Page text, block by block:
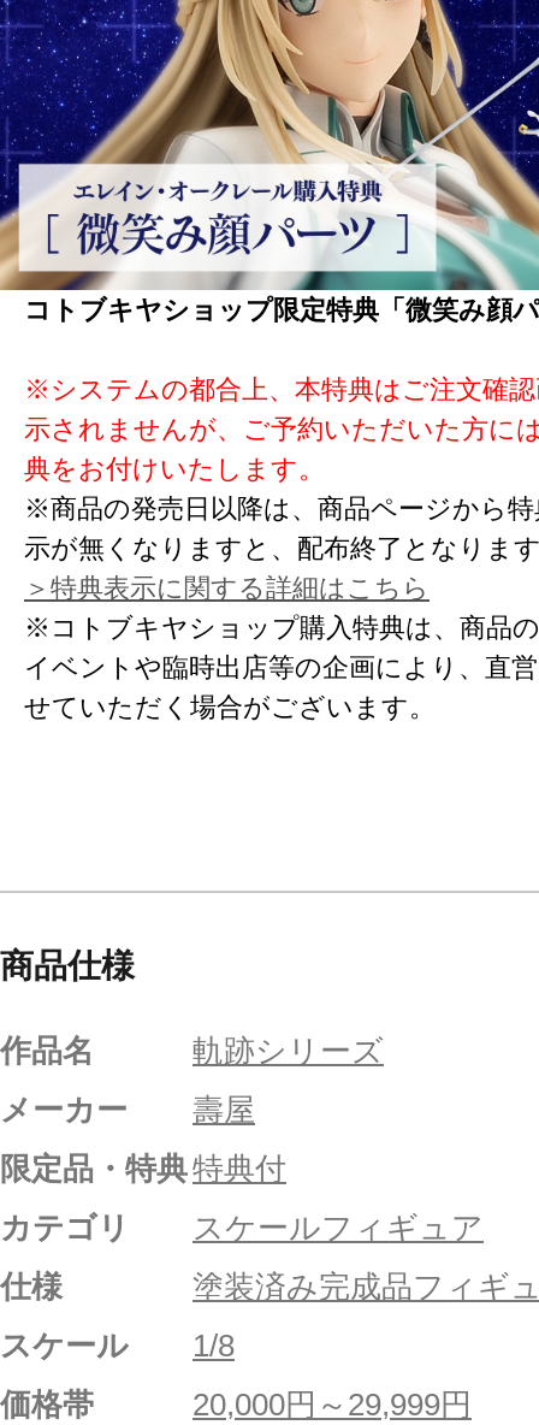
コトブキヤショップ限定特典「微笑み顔
※システムの都合上、本特典はご注文確
示されませんが、ご予約いただいた方に
典をお付けいたします。
※商品の発売日以降は、商品ページから
示が無くなりますと、配布終了となりま
＞特典表示に関する詳細はこちら
※コトブキヤショップ購入特典は、商品
イベントや臨時出店等の企画により、直
せていただく場合がございます。
商品仕様
作品名
軌跡シリーズ
メーカー
壽屋
限定品・特典特典付
カテゴリ
スケールフィギュア
仕様
塗装済み完成品フィギ
スケール
1/8
価格帯
20,000円～29,999円